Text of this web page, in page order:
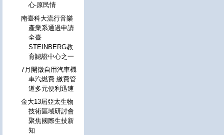
心‧原民情
南臺科大流行音樂
產業系通過申請
全臺
STEINBERG教
育認證中心之一
7月開徵自用汽車機
車汽燃費 繳費管
道多元便利迅速
金大13屆亞太生物
技術區域研討會
聚焦國際生技新
知